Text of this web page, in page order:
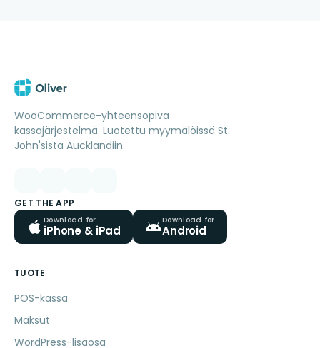
WooCommerce-yhteensopiva
kassajärjestelmä. Luotettu myymälöissä St.
John'sista Aucklandiin.
GET THE APP
Download for
iPhone & iPad
Download for
Android
TUOTE
POS-kassa
Maksut
WordPress-lisäosa